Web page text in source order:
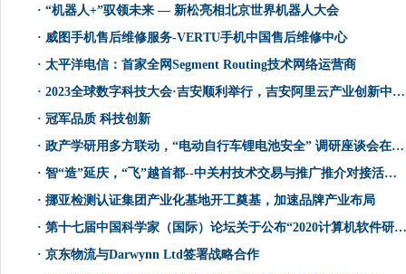
· “机器人+”驭领未来 — 新松亮相北京世界机器人大会
· 威图手机售后维修服务-VERTU手机中国售后维修中心
· 太平洋电信：首家全网Segment Routing技术网络运营商
· 2023全球数字科技大会·吉安顺利举行，吉安阿里云产业创新中心正式揭牌
· 冠军品质 科技创新
· 政产学研用多方联动，“电动自行车锂电池安全” 调研座谈会在人民日报社举行
· 智“造”延庆，“飞”越首都--中关村技术交易与推广推介对接活动高端装备（无人机）专场成功举办
· 挪亚检测认证集团产业化基地开工奠基，加速品牌产业布局
· 第十七届中国科学家（国际）论坛关于公布“2020计算机软件研发行业科技创新优秀发明成果” 评审专家名单和评选标准的公告
· 京东物流与Darwynn Ltd签署战略合作